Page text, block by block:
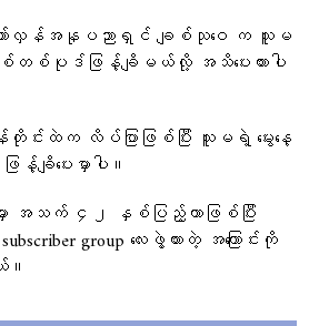
ာ်လှန်အနုပညာရှင် ချစ်သုဝေ က သူမ
စ်တစ်ပုဒ်ဖြန့်ချိမယ်လို့ အသိပေးထားပါ
းထဲက လိပ်ပြာဖြစ်ပြီး သူမရဲ့ မွေးနေ့
ျိပေးမှာပါ။
အသက် ၄၂ နှစ်ပြည့်တာဖြစ်ပြီး
group လေးဖွဲ့ထားတဲ့ အကြောင်းကို
။